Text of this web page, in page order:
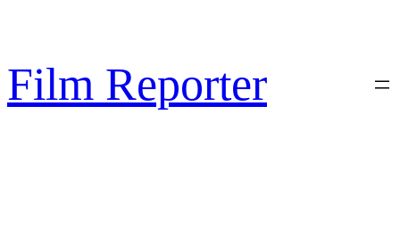
conținut
Film Reporter